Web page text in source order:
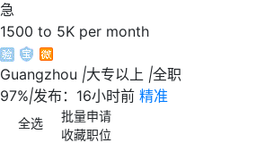
急
1500 to 5K per month
Guangzhou |大专以上 |全职
97%|发布：16小时前 精准
全选
批量申请
收藏职位